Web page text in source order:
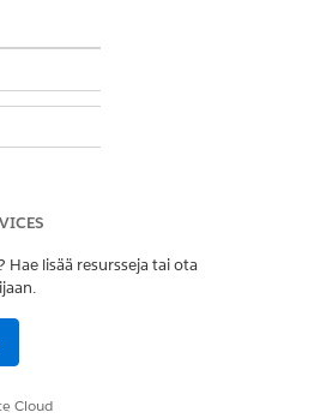
Hae lisää resursseja tai ota
Cloud